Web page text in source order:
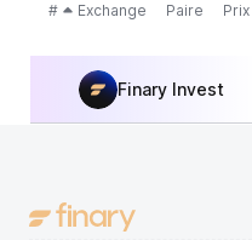
# Exchange Paire Prix
Finary Invest